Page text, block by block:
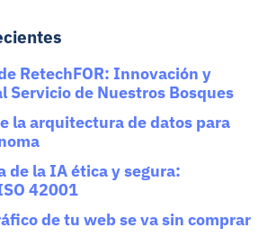
RetechFOR: Innovación y
Servicio de Nuestros Bosques
la arquitectura de datos para
de la IA ética y segura:
42001
de tu web se va sin comprar